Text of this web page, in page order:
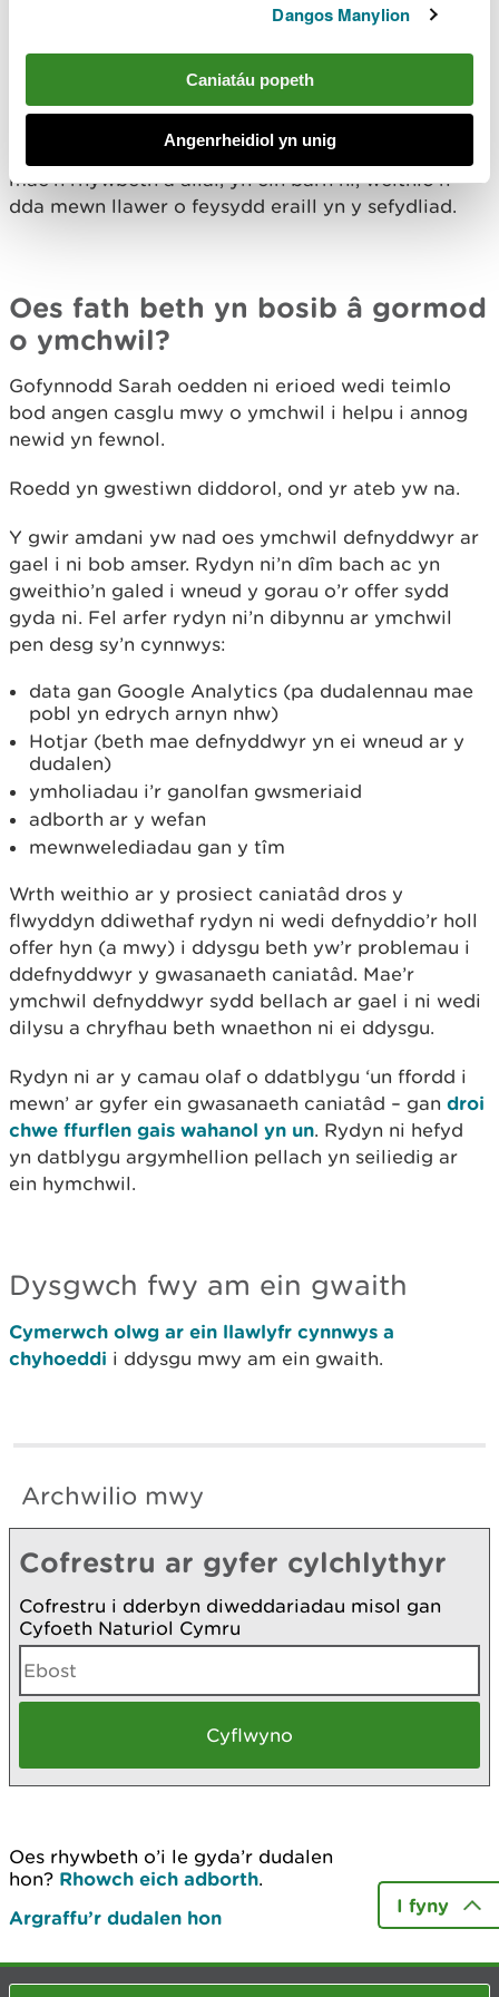
Dangos Manylion
Caniatáu popeth
Angenrheidiol yn unig
ac yn barod i geisio gwneud pethau’n wahanol, ac
fe wnaeth hynny ein galluogi i ddylunio a darparu’r
gwasanaeth ar gyfer gwirio a gewch ddefnyddio
ein tir.
Dyma’r gwasanaeth ‘gwirio’ cyntaf yn CNC ac
mae’n rhywbeth a allai, yn ein barn ni, weithio’n
dda mewn llawer o feysydd eraill yn y sefydliad.
Oes fath beth yn bosib â gormod
o ymchwil?
Gofynnodd Sarah oedden ni erioed wedi teimlo
bod angen casglu mwy o ymchwil i helpu i annog
newid yn fewnol.
Roedd yn gwestiwn diddorol, ond yr ateb yw na.
Y gwir amdani yw nad oes ymchwil defnyddwyr ar
gael i ni bob amser. Rydyn ni’n dîm bach ac yn
gweithio’n galed i wneud y gorau o’r offer sydd
gyda ni. Fel arfer rydyn ni’n dibynnu ar ymchwil
pen desg sy’n cynnwys:
data gan Google Analytics (pa dudalennau mae
pobl yn edrych arnyn nhw)
Hotjar (beth mae defnyddwyr yn ei wneud ar y
dudalen)
ymholiadau i’r ganolfan gwsmeriaid
adborth ar y wefan
mewnwelediadau gan y tîm
Wrth weithio ar y prosiect caniatâd dros y
flwyddyn ddiwethaf rydyn ni wedi defnyddio’r holl
offer hyn (a mwy) i ddysgu beth yw’r problemau i
ddefnyddwyr y gwasanaeth caniatâd. Mae’r
ymchwil defnyddwyr sydd bellach ar gael i ni wedi
dilysu a chryfhau beth wnaethon ni ei ddysgu.
Rydyn ni ar y camau olaf o ddatblygu ‘un ffordd i
mewn’ ar gyfer ein gwasanaeth caniatâd – gan droi
chwe ffurflen gais wahanol yn un. Rydyn ni hefyd
yn datblygu argymhellion pellach yn seiliedig ar
ein hymchwil.
Dysgwch fwy am ein gwaith
Cymerwch olwg ar ein llawlyfr cynnwys a
chyhoeddi i ddysgu mwy am ein gwaith.
Archwilio mwy
Cofrestru ar gyfer cylchlythyr
Cofrestru i dderbyn diweddariadau misol gan
Cyfoeth Naturiol Cymru
Oes rhywbeth o’i le gyda’r dudalen
hon? Rhowch eich adborth.
Argraffu’r dudalen hon
I fyny